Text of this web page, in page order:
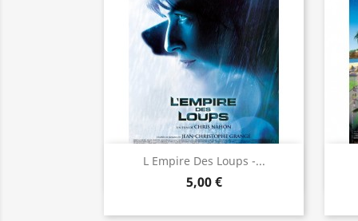
L Empire Des Loups -...
5,00 €
Aperçu rapide